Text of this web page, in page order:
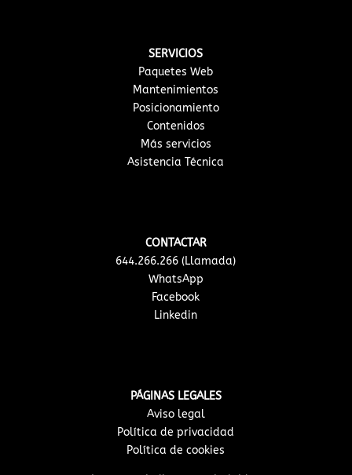
SERVICIOS
Paquetes Web
Mantenimientos
Posicionamiento
Contenidos
Más servicios
Asistencia Técnica
CONTACTAR
644.266.266 (Llamada)
WhatsApp
Facebook
Linkedin
PÁGINAS LEGALES
Aviso legal
Política de privacidad
Política de cookies